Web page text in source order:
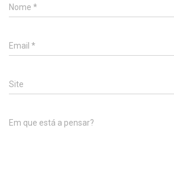
Nome *
Email *
Site
Em que está a pensar?